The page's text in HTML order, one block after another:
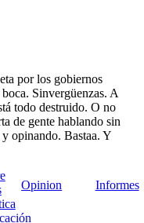
por los gobiernos
Sinvergüenzas. A
todo destruido. O no
de gente hablando sin
opinando. Bastaa. Y
de mal. Acá no hay
Opinion Informes